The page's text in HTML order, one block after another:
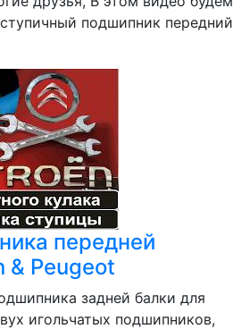
подшипник передний
передней
& Peugeot
задней балки для
игольчатых подшипников,